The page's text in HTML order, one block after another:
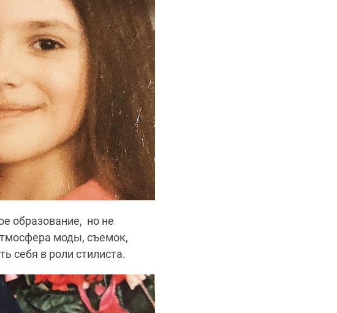
образование, но не
моды, съемок,
себя в роли стилиста.